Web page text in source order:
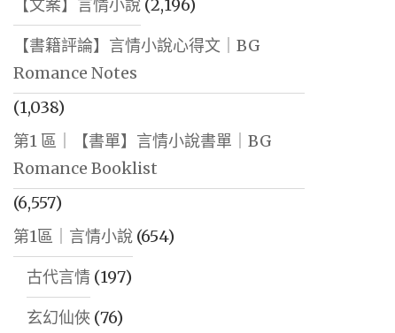
【文案】言情小說(2,196)
【書籍評論】言情小說心得文｜BG
Romance Notes
(1,038)
第1 區｜【書單】言情小說書單｜BG
Romance Booklist
(6,557)
第1區｜言情小說(654)
古代言情(197)
玄幻仙俠 (76)